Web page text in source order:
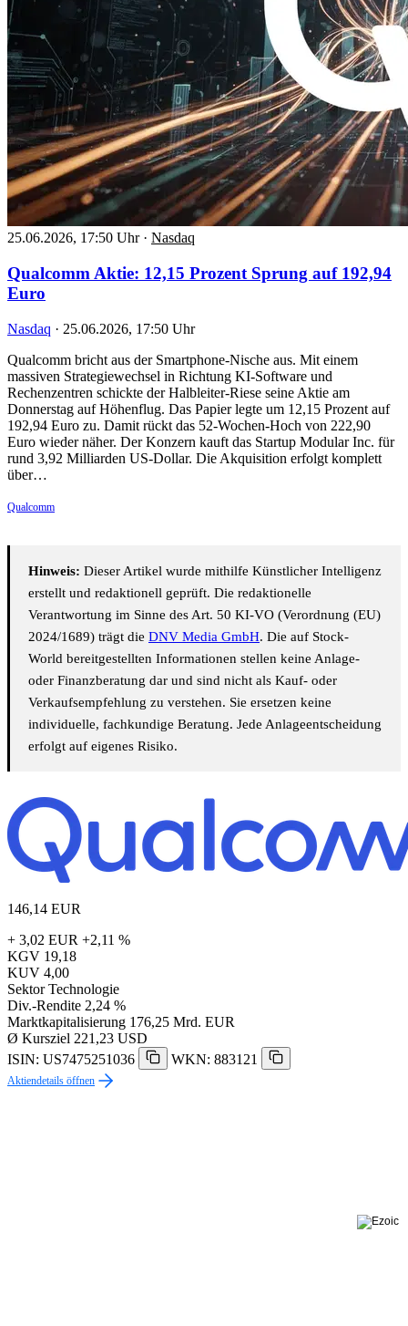
25.06.2026, 17:50 Uhr · Nasdaq
Qualcomm Aktie: 12,15 Prozent Sprung auf 192,94
Euro
Nasdaq · 25.06.2026, 17:50 Uhr
Qualcomm bricht aus der Smartphone-Nische aus. Mit einem
massiven Strategiewechsel in Richtung KI-Software und
Rechenzentren schickte der Halbleiter-Riese seine Aktie am
Donnerstag auf Höhenflug. Das Papier legte um 12,15 Prozent auf
192,94 Euro zu. Damit rückt das 52-Wochen-Hoch von 222,90
Euro wieder näher. Der Konzern kauft das Startup Modular Inc. für
rund 3,92 Milliarden US-Dollar. Die Akquisition erfolgt komplett
über…
Qualcomm
Hinweis: Dieser Artikel wurde mithilfe Künstlicher Intelligenz
erstellt und redaktionell geprüft. Die redaktionelle
Verantwortung im Sinne des Art. 50 KI-VO (Verordnung (EU)
2024/1689) trägt die DNV Media GmbH. Die auf Stock-
World bereitgestellten Informationen stellen keine Anlage-
oder Finanzberatung dar und sind nicht als Kauf- oder
Verkaufsempfehlung zu verstehen. Sie ersetzen keine
individuelle, fachkundige Beratung. Jede Anlageentscheidung
erfolgt auf eigenes Risiko.
146,14 EUR
+ 3,02 EUR +2,11 %
KGV 19,18
KUV 4,00
Sektor Technologie
Div.-Rendite 2,24 %
Marktkapitalisierung 176,25 Mrd. EUR
Ø Kursziel 221,23 USD
ISIN: US7475251036
WKN: 883121
Aktiendetails öffnen